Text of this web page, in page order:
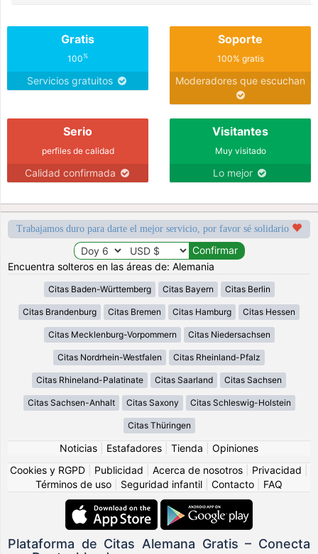
Gratis
100%
Servicios gratuitos
Soporte
100% gratis
Moderadores que escuchan
Serio
perfiles de calidad
Calidad confirmada
Visitantes
Muy visitado
Lo mejor
Trabajamos duro para darte el mejor servicio, por favor sé solidario
Encuentra solteros en las áreas de: Alemania
Citas Baden-Württemberg Citas Bayern Citas Berlin
Citas Brandenburg Citas Bremen Citas Hamburg Citas Hessen
Citas Mecklenburg-Vorpommern Citas Niedersachsen
Citas Nordrhein-Westfalen Citas Rheinland-Pfalz
Citas Rhineland-Palatinate Citas Saarland Citas Sachsen
Citas Sachsen-Anhalt Citas Saxony Citas Schleswig-Holstein
Citas Thüringen
Noticias Estafadores Tienda
Opiniones
Cookies y RGPD
Publicidad Acerca de nosotros Privacidad
Términos de uso
Seguridad infantil Contacto FAQ
Plataforma de Citas Alemana Gratis – Conecta